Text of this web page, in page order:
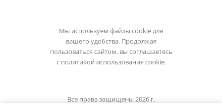
Мы используем файлы cookie для
вашего удобства. Продолжая
пользоваться сайтом, вы соглашаетесь
с политикой использования cookie.
Все права защищены 2026 г.